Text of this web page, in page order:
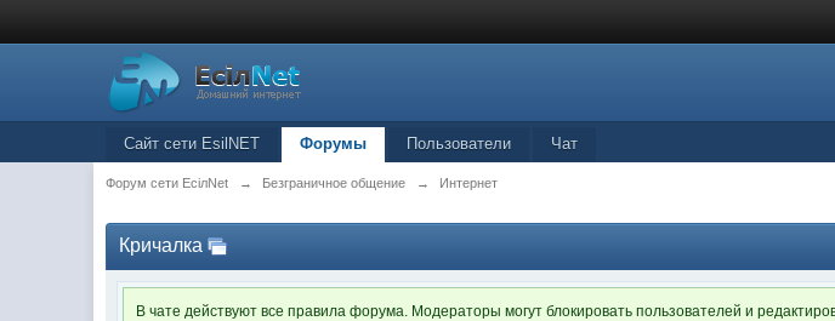
Сайт сети EsilNET Форумы Пользователи Чат
Форум сети EciлNet → Безграничное общение → Интернет
Кричалка
В чате действуют все правила форума. Модераторы могут блокировать пользователей и